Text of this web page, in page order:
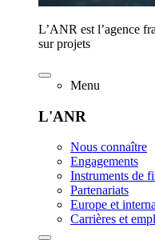
L’ANR est l’agence
sur projets
Menu
L'ANR
Nous connaître
Engagements
Instruments de
Partenariats
Europe et
Carrières et